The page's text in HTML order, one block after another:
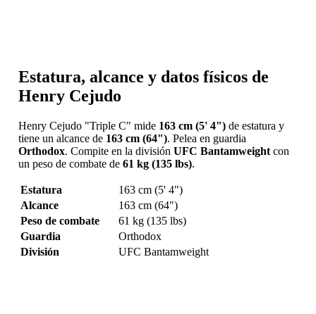
Estatura, alcance y datos físicos de
Henry Cejudo
Henry Cejudo "Triple C" mide 163 cm (5' 4")de estatura y
tiene un alcance de 163 cm (64"). Pelea en guardia
Orthodox. Compite en la división UFC Bantamweightcon
un peso de combate de 61 kg (135 lbs).
Estatura
163 cm (5' 4")
Alcance
163 cm (64")
Peso de combate
61 kg (135 lbs)
Guardia
Orthodox
División
UFC Bantamweight